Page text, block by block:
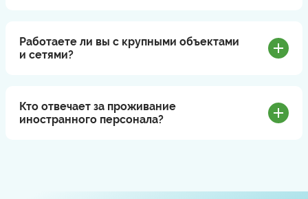
Работаете ли вы с крупными объектами
и сетями?
Кто отвечает за проживание
иностранного персонала?